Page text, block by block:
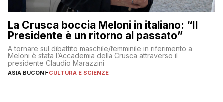
La Crusca boccia Meloni in italiano: “Il
Presidente è un ritorno al passato”
A tornare sul dibattito maschile/femminile in riferimento a
Meloni è stata l’Accademia della Crusca attraverso il
presidente Claudio Marazzini
ASIA BUCONI-CULTURA E SCIENZE